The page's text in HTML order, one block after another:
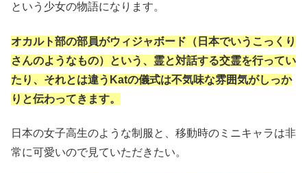
という少女の物語になります。
オカルト部の部員がウィジャボード（日本でいうこっくり
さんのようなもの）という、霊と対話する交霊を行ってい
たり、それとは違うKatの儀式は不気味な雰囲気がしっか
りと伝わってきます。
日本の女子高生のような制服と、移動時のミニキャラは非
常に可愛いので見ていただきたい。